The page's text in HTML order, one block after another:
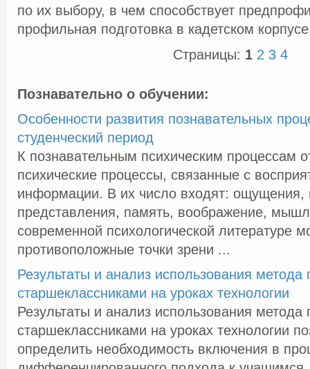
по их выбору, в чем способствует
профильная подготовка в кадетском
Страницы: 1 2 3 4
Познавательно о обучении:
Особенности развития познавательных
студенческий период
К познавательным психическим процессам
психические процессы, связанные с
информации. В их число входят: ощущения,
представления, память, воображение,
современной психологической литературе
противоположные точки зрени ...
Результаты и анализ использования метода
старшеклассниками на уроках технологии
Результаты и анализ использования метода
старшеклассниками на уроках технологии
определить необходимость включения в